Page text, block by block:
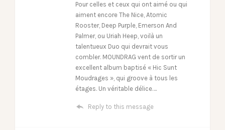
Pour celles et ceux qui ont aimé ou qui
aiment encore The Nice, Atomic
Rooster, Deep Purple, Emerson And
Palmer, ou Uriah Heep, voilà un
talentueux Duo qui devrait vous
combler. MOUNDRAG vent de sortir un
excellent album baptisé « Hic Sunt
Moudrages », qui groove à tous les
étages. Un véritable délice….
Reply to this message